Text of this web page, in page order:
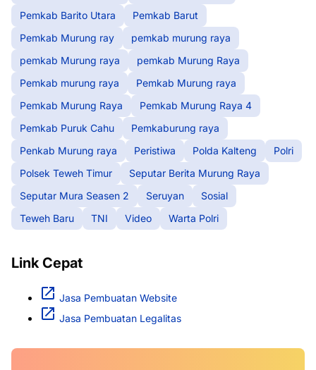
Pemkab Barito Utara
Pemkab Barut
Pemkab Murung ray
pemkab murung raya
pemkab Murung raya
pemkab Murung Raya
Pemkab murung raya
Pemkab Murung raya
Pemkab Murung Raya
Pemkab Murung Raya 4
Pemkab Puruk Cahu
Pemkaburung raya
Penkab Murung raya
Peristiwa Polda Kalteng
Polri
Polsek Teweh Timur
Seputar Berita Murung Raya
Seputar Mura Seasen 2
Seruyan
Sosial
Teweh Baru
TNI Video Warta Polri
Link Cepat
Jasa Pembuatan Website
Jasa Pembuatan Legalitas